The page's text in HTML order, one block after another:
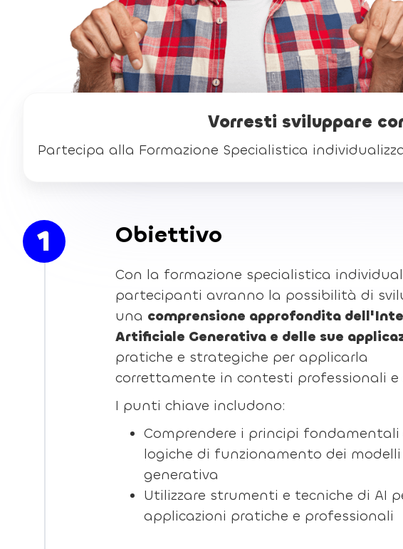
Vorresti sviluppare
Partecipa alla Formazione Specialistica
1 Obiettivo
Con la formazione specialistica
partecipanti avranno la possibilità di
una comprensione approfondita
Artificiale Generativa e delle sue
pratiche e strategiche per applicarla
correttamente in contesti professionali e
I punti chiave includono:
Comprendere i principi fondamentali
logiche di funzionamento dei modelli
generativa
Utilizzare strumenti e tecniche di AI
applicazioni pratiche e professionali